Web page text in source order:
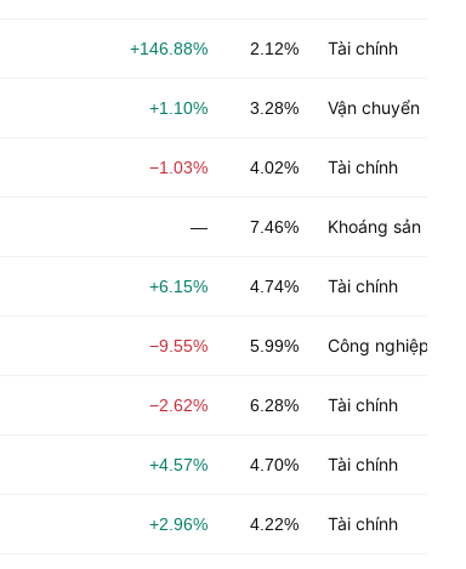
+146.88% 2.12% Tài chính
+1.10% 3.28% Vận chuyển
−1.03% 4.02% Tài chính
— 7.46% Khoáng sản phi
+6.15% 4.74% Tài chính
−9.55% 5.99% Công nghiệp
−2.62% 6.28% Tài chính
+4.57% 4.70% Tài chính
+2.96% 4.22% Tài chính